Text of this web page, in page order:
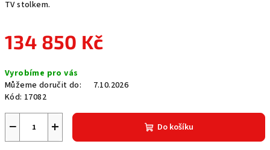
TV stolkem.
134 850 Kč
cena:
Vyrobíme pro vás
Můžeme doručit do:
7.10.2026
Kód: 17082
+
− Do košíku